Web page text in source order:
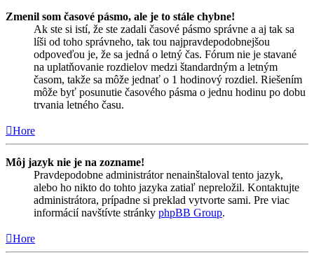
Zmenil som časové pásmo, ale je to stále chybne!
Ak ste si istí, že ste zadali časové pásmo správne a aj tak sa
líši od toho správneho, tak tou najpravdepodobnejšou
odpoveďou je, že sa jedná o letný čas. Fórum nie je stavané
na uplatňovanie rozdielov medzi štandardným a letným
časom, takže sa môže jednať o 1 hodinový rozdiel. Riešením
môže byť posunutie časového pásma o jednu hodinu po dobu
trvania letného času.
Hore
Môj jazyk nie je na zozname!
Pravdepodobne administrátor nenainštaloval tento jazyk,
alebo ho nikto do tohto jazyka zatiaľ nepreložil. Kontaktujte
administrátora, prípadne si preklad vytvorte sami. Pre viac
informácií navštívte stránky phpBB Group.
Hore